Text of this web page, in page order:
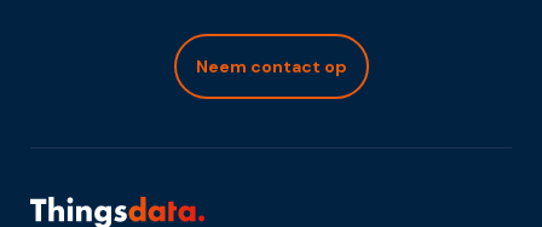
Neem contact op